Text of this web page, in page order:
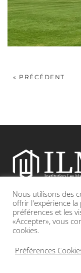
« PRÉCÉDENT
Etablissement
Adresse : 19,
INFOS LÉGALES
Nous utilisons des
offrir l'expérience
préférences et les
«Accepter», vous
cookies.
Préférences